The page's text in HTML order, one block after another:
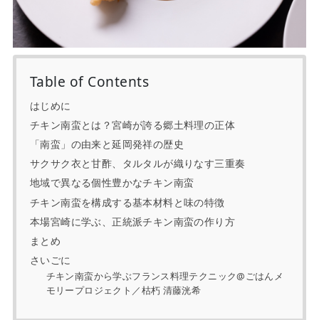
Table of Contents
はじめに
チキン南蛮とは？宮崎が誇る郷土料理の正体
「南蛮」の由来と延岡発祥の歴史
サクサク衣と甘酢、タルタルが織りなす三重奏
地域で異なる個性豊かなチキン南蛮
チキン南蛮を構成する基本材料と味の特徴
本場宮崎に学ぶ、正統派チキン南蛮の作り方
まとめ
さいごに
チキン南蛮から学ぶフランス料理テクニック@ごはんメ
モリープロジェクト／枯朽 清藤洸希